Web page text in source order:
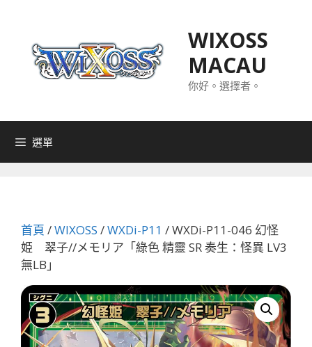
WIXOSS
MACAU
你好。選擇者。
選單
首頁 /WIXOSS /WXDi-P11 / WXDi-P11-046 幻怪
姫 翠子//メモリア「綠色 精靈 SR 奏生：怪異 LV3
無LB」